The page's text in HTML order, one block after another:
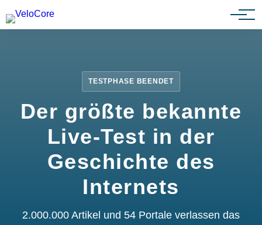
Partnerprogramm
TESTPHASE BEENDET
Der größte bekannte
Live-Test in der
Geschichte des
Internets
2.000.000 Artikel und 54 Portale verlassen das